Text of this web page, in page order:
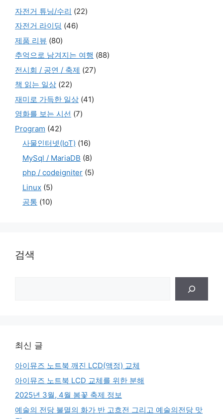
자전거 튜닝/수리 (22)
자전거 라이딩 (46)
제품 리뷰 (80)
추억으로 남겨지는 여행 (88)
전시회 / 공연 / 축제 (27)
책 읽는 일상 (22)
재미로 가득한 일상 (41)
영화를 보는 시선 (7)
Program (42)
사물인터넷(IoT) (16)
MySql / MariaDB (8)
php / codeigniter (5)
Linux (5)
공통 (10)
검색
최신 글
아이뮤즈 노트북 깨진 LCD(액정) 교체
아이뮤즈 노트북 LCD 교체를 위한 분해
2025년 3월, 4월 봄꽃 축제 정보
예술의 전당 불멸의 화가 반 고흐전 그리고 예술의전당 맛